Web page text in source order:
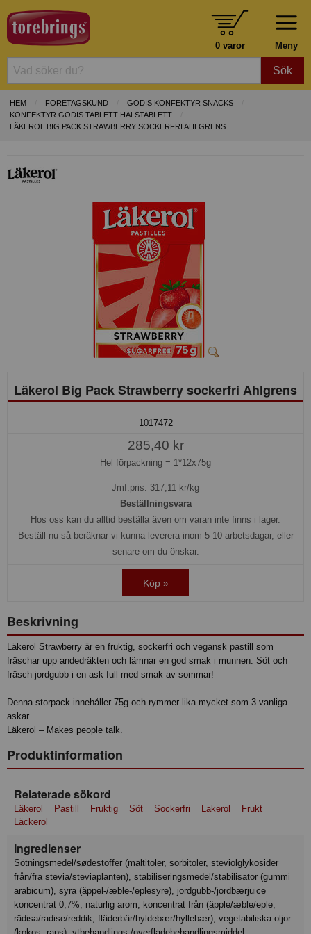
Meny
0 varor
Sök
HEM FÖRETAGSKUND
GODIS KONFEKTYR SNACKS
KONFEKTYR GODIS TABLETT HALSTABLETT
LÄKEROL BIG PACK STRAWBERRY SOCKERFRI AHLGRENS
Läkerol Big Pack Strawberry sockerfri Ahlgrens
1017472
285,40 kr
Hel förpackning = 1*12x75g
Jmf.pris: 317,11 kr/kg
Beställningsvara
Hos oss kan du alltid beställa även om varan inte finns i lager.
Beställ nu så beräknar vi kunna leverera inom 5-10 arbetsdagar, eller
senare om du önskar.
Köp »
Beskrivning
Läkerol Strawberry är en fruktig, sockerfri och vegansk pastill som
fräschar upp andedräkten och lämnar en god smak i munnen. Söt och
fräsch jordgubb i en ask full med smak av sommar!
Denna storpack innehåller 75g och rymmer lika mycket som 3 vanliga
askar.
Läkerol – Makes people talk.
Produktinformation
Relaterade sökord
Läkerol Pastill Fruktig Söt Sockerfri Lakerol
Frukt
Läckerol
Ingredienser
sötningsmedel/sødestoffer (maltitoler, sorbitoler, steviolglykosider
från/fra stevia/steviaplanten), stabiliseringsmedel/stabilisator (gummi
arabicum), syra (äppel-/æble-/eplesyre), jordgubb-/jordbærjuice
koncentrat 0,7%, naturlig arom, koncentrat från (äpple/æble/eple,
rädisa/radise/reddik, fläderbär/hyldebær/hyllebær), vegetabiliska oljor